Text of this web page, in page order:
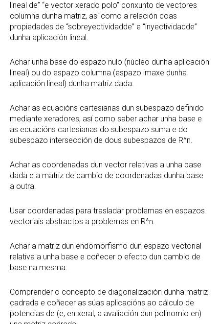
lineal de” “e vector xerado polo” conxunto de vectores
columna dunha matriz, así como a relación coas
propiedades de “sobreyectividadde” e “inyectividadde”
dunha aplicación lineal.
Achar unha base do espazo nulo (núcleo dunha aplicación
lineal) ou do espazo columna (espazo imaxe dunha
aplicación lineal) dunha matriz dada.
Achar as ecuacións cartesianas dun subespazo definido
mediante xeradores, así como saber achar unha base e
as ecuacións cartesianas do subespazo suma e do
subespazo intersección de dous subespazos de R^n.
Achar as coordenadas dun vector relativas a unha base
dada e a matriz de cambio de coordenadas dunha base
a outra.
Usar coordenadas para trasladar problemas en espazos
vectoriais abstractos a problemas en R^n.
Achar a matriz dun endomorfismo dun espazo vectorial
relativa a unha base e coñecer o efecto dun cambio de
base na mesma.
Comprender o concepto de diagonalización dunha matriz
cadrada e coñecer as súas aplicacións ao cálculo de
potencias de (e, en xeral, a avaliación dun polinomio en)